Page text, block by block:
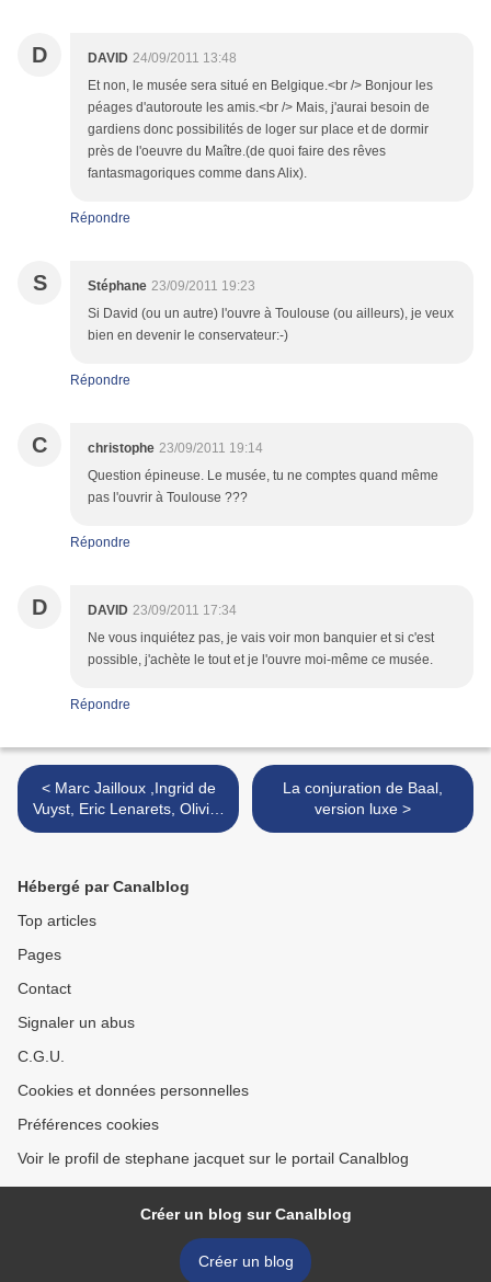
D DAVID 24/09/2011 13:48
Et non, le musée sera situé en Belgique.<br /> Bonjour les
péages d'autoroute les amis.<br /> Mais, j'aurai besoin de
gardiens donc possibilités de loger sur place et de dormir
près de l'oeuvre du Maître.(de quoi faire des rêves
fantasmagoriques comme dans Alix).
Répondre
S Stéphane 23/09/2011 19:23
Si David (ou un autre) l'ouvre à Toulouse (ou ailleurs), je veux
bien en devenir le conservateur:-)
Répondre
C christophe 23/09/2011 19:14
Question épineuse. Le musée, tu ne comptes quand même
pas l'ouvrir à Toulouse ???
Répondre
D DAVID 23/09/2011 17:34
Ne vous inquiétez pas, je vais voir mon banquier et si c'est
possible, j'achète le tout et je l'ouvre moi-même ce musée.
Répondre
< Marc Jailloux ,Ingrid de
Vuyst, Eric Lenarets, Olivier
Pâques et Marco Venanzi
La conjuration de Baal,
version luxe >
Hébergé par Canalblog
Top articles
Pages
Contact
Signaler un abus
C.G.U.
Cookies et données personnelles
Préférences cookies
Voir le profil de stephane jacquet sur le portail Canalblog
Créer un blog sur Canalblog
Créer un blog